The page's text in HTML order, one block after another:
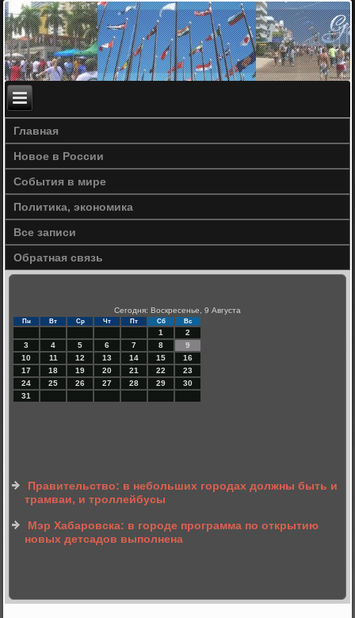
Главная
Новое в России
События в мире
Политика, экономика
Все записи
Обратная связь
Сегодня: Воскресенье, 9 Августа
Пн Вт Ср Чт Пт Сб Вс
1
2
3
4 5 6 7 8
9
10
11 12 13 14 15
16
17
18 19 20 21 22
23
24
25 26 27 28 29
30
31
Правительство: в небольших городах должны быть и
трамваи, и троллейбусы
Мэр Хабаровска: в городе программа по открытию
новых детсадов выполнена